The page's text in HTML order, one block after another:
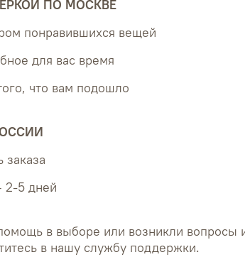
ПО МОСКВЕ
понравившихся вещей
для вас время
что вам подошло
заказа
2-5 дней
в выборе или возникли вопросы
в нашу службу поддержки.